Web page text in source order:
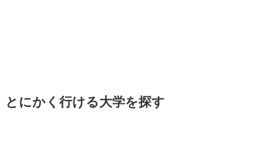
とにかく行ける大学を探す